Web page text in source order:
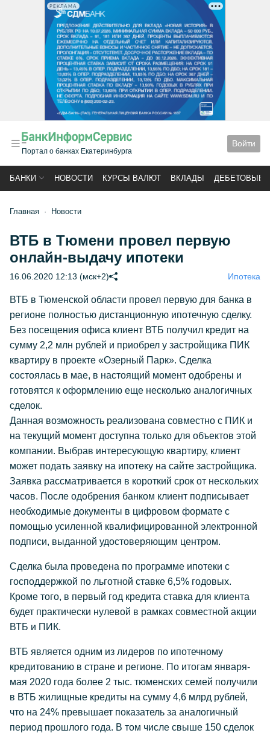
РЕКЛАМА
Портал о банках Екатеринбурга
Войти
БАНКИ НОВОСТИ КУРСЫ ВАЛЮТ ВКЛАДЫ ДЕБЕТОВЫЕ
Главная Новости
ВТБ в Тюмени провел первую
онлайн-выдачу ипотеки
16.06.2020 12:13 (мск+2) Ипотека
ВТБ в Тюменской области провел первую для банка в
регионе полностью дистанционную ипотечную сделку.
Без посещения офиса клиент ВТБ получил кредит на
сумму 2,2 млн рублей и приобрел у застройщика ПИК
квартиру в проекте «Озерный Парк». Сделка
состоялась в мае, в настоящий момент одобрены и
готовятся к оформлению еще несколько аналогичных
сделок.
Данная возможность реализована совместно с ПИК и
на текущий момент доступна только для объектов этой
компании. Выбрав интересующую квартиру, клиент
может подать заявку на ипотеку на сайте застройщика.
Заявка рассматривается в короткий срок от нескольких
часов. После одобрения банком клиент подписывает
необходимые документы в цифровом формате с
помощью усиленной квалифицированной электронной
подписи, выданной удостоверяющим центром.
Сделка была проведена по программе ипотеки с
господдержкой по льготной ставке 6,5% годовых.
Кроме того, в первый год кредита ставка для клиента
будет практически нулевой в рамках совместной акции
ВТБ и ПИК.
ВТБ является одним из лидеров по ипотечному
кредитованию в стране и регионе. По итогам января-
мая 2020 года более 2 тыс. тюменских семей получили
в ВТБ жилищные кредиты на сумму 4,6 млрд рублей,
что на 24% превышает показатель за аналогичный
период прошлого года. В том числе свыше 150 сделок